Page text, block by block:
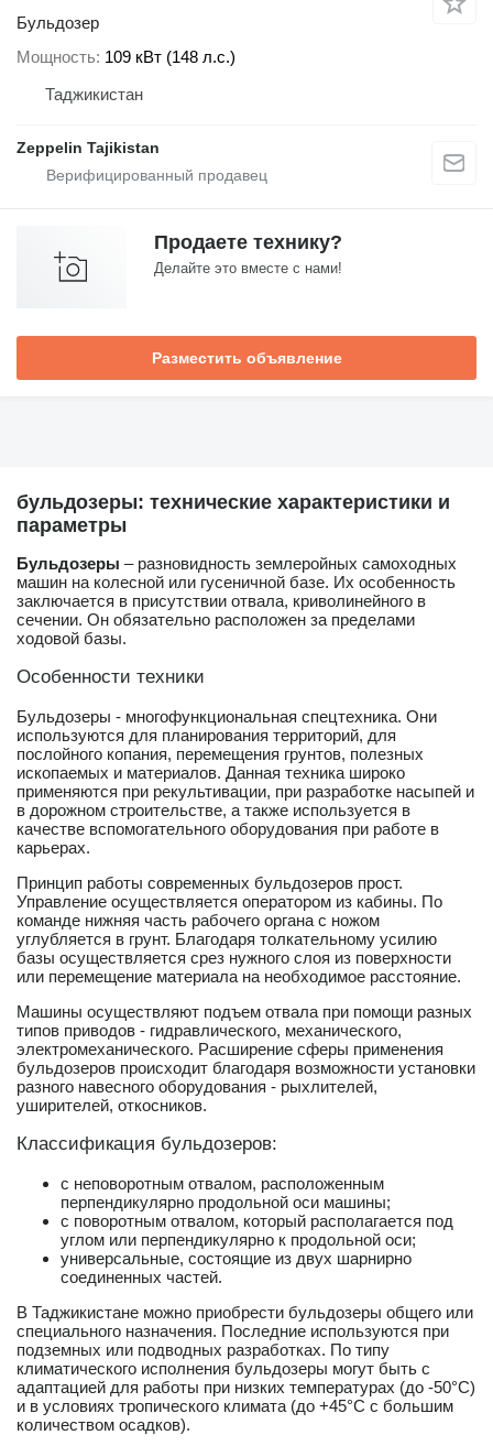
Бульдозер
Мощность 109 кВт (148 л.с.)
Таджикистан
Zeppelin Tajikistan
Продаете технику?
Делайте это вместе с нами!
Разместить объявление
бульдозеры: технические характеристики и
параметры
Бульдозеры – разновидность землеройных самоходных
машин на колесной или гусеничной базе. Их особенность
заключается в присутствии отвала, криволинейного в
сечении. Он обязательно расположен за пределами
ходовой базы.
Особенности техники
Бульдозеры - многофункциональная спецтехника. Они
используются для планирования территорий, для
послойного копания, перемещения грунтов, полезных
ископаемых и материалов. Данная техника широко
применяются при рекультивации, при разработке насыпей и
в дорожном строительстве, а также используется в
качестве вспомогательного оборудования при работе в
карьерах.
Принцип работы современных бульдозеров прост.
Управление осуществляется оператором из кабины. По
команде нижняя часть рабочего органа с ножом
углубляется в грунт. Благодаря толкательному усилию
базы осуществляется срез нужного слоя из поверхности
или перемещение материала на необходимое расстояние.
Машины осуществляют подъем отвала при помощи разных
типов приводов - гидравлического, механического,
электромеханического. Расширение сферы применения
бульдозеров происходит благодаря возможности установки
разного навесного оборудования - рыхлителей,
уширителей, откосников.
Классификация бульдозеров:
с неповоротным отвалом, расположенным
перпендикулярно продольной оси машины;
с поворотным отвалом, который располагается под
углом или перпендикулярно к продольной оси;
универсальные, состоящие из двух шарнирно
соединенных частей.
В Таджикистане можно приобрести бульдозеры общего или
специального назначения. Последние используются при
подземных или подводных разработках. По типу
климатического исполнения бульдозеры могут быть с
адаптацией для работы при низких температурах (до -50°С)
и в условиях тропического климата (до +45°С с большим
количеством осадков).